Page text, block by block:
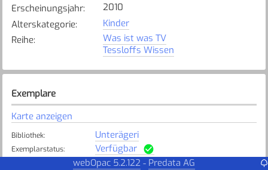
Erscheinungsjahr:
2010
Alterskategorie:
Kinder
Reihe:
Was ist was TV
Tessloffs Wissen
Exemplare
Karte anzeigen
Bibliothek: Unterägeri
Exemplarstatus: Verfügbar
webOpac 5.2.122 - Predata AG